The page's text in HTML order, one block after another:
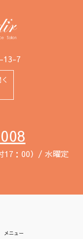
13-7
17：00）/ 水曜定
メニュー